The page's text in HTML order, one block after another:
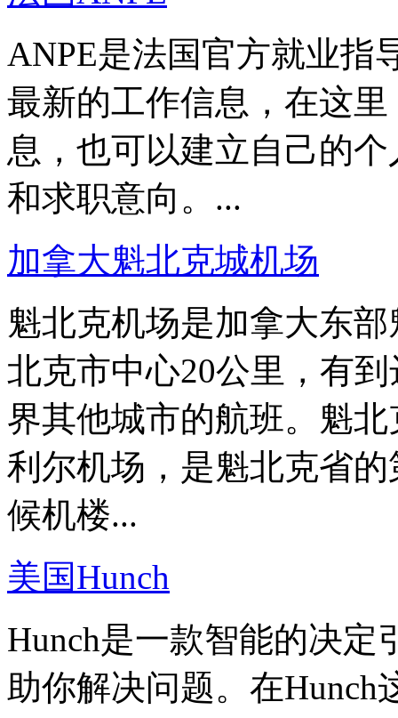
ANPE是法国官方就业指
最新的工作信息，在这
息，也可以建立自己的
和求职意向。...
加拿大魁北克城机场
魁北克机场是加拿大东
北克市中心20公里，有
界其他城市的航班。魁
利尔机场，是魁北克省
候机楼...
美国Hunch
Hunch是一款智能的决
助你解决问题。在Hunch